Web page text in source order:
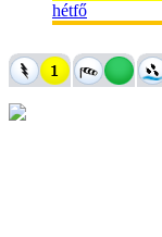
hétfő